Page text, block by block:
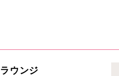
ウンジ